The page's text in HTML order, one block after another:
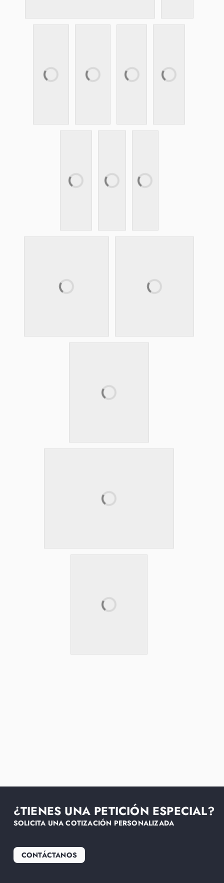
¿TIENES UNA PETICIÓN ESPECIAL?
SOLICITA UNA COTIZACIÓN PERSONALIZADA
CONTÁCTANOS